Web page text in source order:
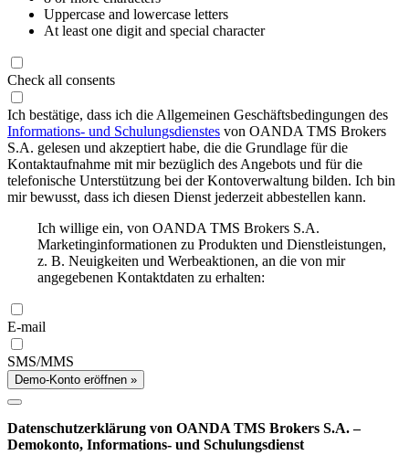
Uppercase and lowercase letters
At least one digit and special character
Check all consents
Ich bestätige, dass ich die Allgemeinen Geschäftsbedingungen des
Informations- und Schulungsdienstes von OANDA TMS Brokers
S.A. gelesen und akzeptiert habe, die die Grundlage für die
Kontaktaufnahme mit mir bezüglich des Angebots und für die
telefonische Unterstützung bei der Kontoverwaltung bilden. Ich bin
mir bewusst, dass ich diesen Dienst jederzeit abbestellen kann.
Ich willige ein, von OANDA TMS Brokers S.A.
Marketinginformationen zu Produkten und Dienstleistungen,
z. B. Neuigkeiten und Werbeaktionen, an die von mir
angegebenen Kontaktdaten zu erhalten:
E-mail
SMS/MMS
Demo-Konto eröffnen »
Datenschutzerklärung von OANDA TMS Brokers S.A. –
Demokonto, Informations- und Schulungsdienst